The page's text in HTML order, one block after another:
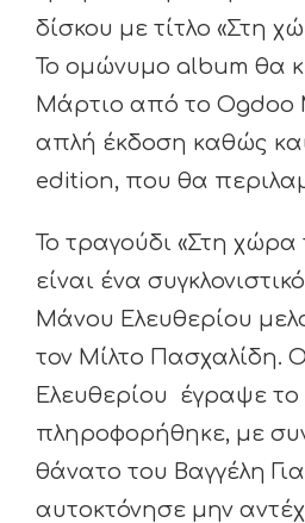
δίσκου με τίτλο «Στη
Το ομώνυμο album θα
Μάρτιο από το Ogdoo
απλή έκδοση καθώς
edition, που θα
Το τραγούδι «Στη
είναι ένα
Μάνου Ελευθερίου
τον Μίλτο Πασχαλίδη.
Ελευθερίου έγραψε
πληροφορήθηκε, με
θάνατο του Βαγγέλη
αυτοκτόνησε μην